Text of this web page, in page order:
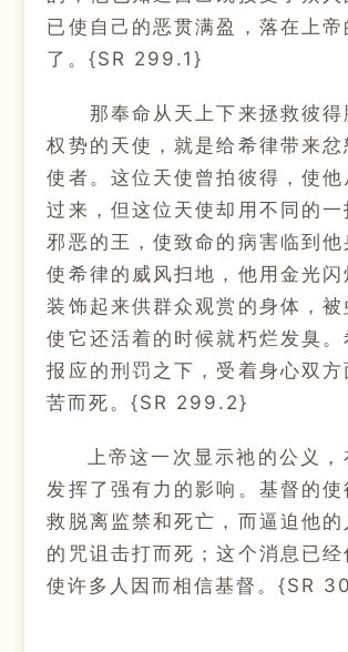
已使自己的恶贯满盈，落在上
了。{SR 299.1}
那奉命从天上下来拯救彼得
权势的天使，就是给希律带来忿
使者。这位天使曾拍彼得，使他
过来，但这位天使却用不同的一
邪恶的王，使致命的病害临到他
使希律的威风扫地，他用金光
装饰起来供群众观赏的身体，被
使它还活着的时候就朽烂发臭。
报应的刑罚之下，受着身心双方
苦而死。{SR 299.2}
上帝这一次显示祂的公义，
发挥了强有力的影响。基督的
救脱离监禁和死亡，而逼迫他的
的咒诅击打而死；这个消息已经
使许多人因而相信基督。{SR